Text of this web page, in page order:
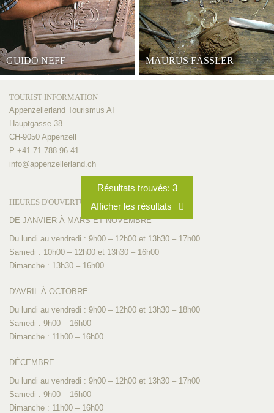
Résultats trouvés: 3
Afficher les résultats
GUIDO NEFF MAURUS FÄSSLER
TOURIST INFORMATION
Appenzellerland Tourismus AI
Hauptgasse 38
CH-9050 Appenzell
P +41 71 788 96 41
info@appenzellerland.ch
HEURES D'OUVERTURE
DE JANVIER À MARS ET NOVEMBRE
Du lundi au vendredi : 9h00 – 12h00 et 13h30 – 17h00
Samedi : 10h00 – 12h00 et 13h30 – 16h00
Dimanche : 13h30 – 16h00
D'AVRIL À OCTOBRE
Du lundi au vendredi : 9h00 – 12h00 et 13h30 – 18h00
Samedi : 9h00 – 16h00
Dimanche : 11h00 – 16h00
DÉCEMBRE
Du lundi au vendredi : 9h00 – 12h00 et 13h30 – 17h00
Samedi : 9h00 – 16h00
Dimanche : 11h00 – 16h00